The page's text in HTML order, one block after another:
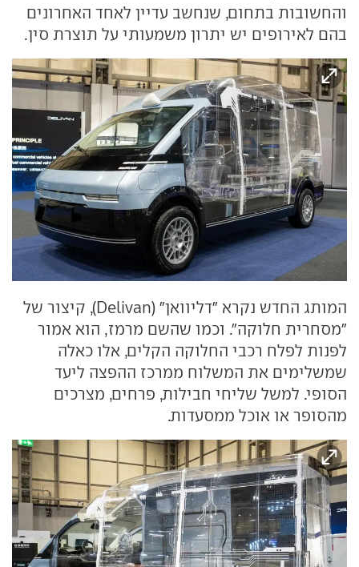
והחשובות בתחום, שנחשב עדיין לאחד האחרונים
בהם לאירופים יש יתרון משמעותי על תוצרת סין.
המותג החדש נקרא "דליוואן" (Delivan), קיצור של
"מסחרית חלוקה". וכמו שהשם מרמז, הוא אמור
לפנות לפלח רכבי החלוקה הקלים, אלו כאלה
שמשלימים את המשלוח ממרכז ההפצה ליעד
הסופי. למשל שליחי חבילות, פרחים, מצרכים
מהסופר או אוכל ממסעדות.